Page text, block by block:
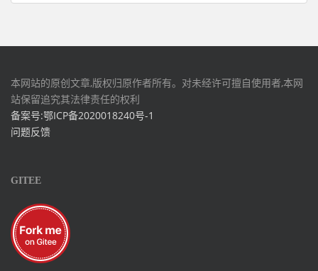
本网站的原创文章,版权归原作者所有。对未经许可擅自使用者,本网
站保留追究其法律责任的权利
备案号:鄂ICP备2020018240号-1
问题反馈
GITEE